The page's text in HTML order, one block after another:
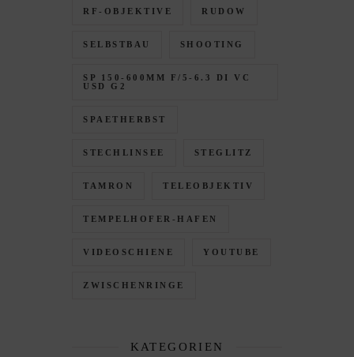
RF-OBJEKTIVE RUDOW
SELBSTBAU SHOOTING
SP 150-600MM F/5-6.3 DI VC
USD G2
SPAETHERBST
STECHLINSEE STEGLITZ
TAMRON TELEOBJEKTIV
TEMPELHOFER-HAFEN
VIDEOSCHIENE YOUTUBE
ZWISCHENRINGE
KATEGORIEN